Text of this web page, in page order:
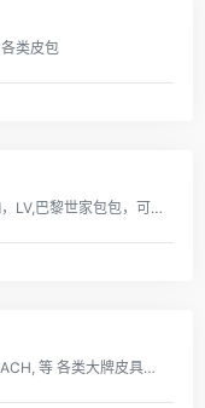
类皮包
AJ乔丹全系列书包，SprayGround，LV,巴黎世家包包，可下单，接各路大佬订单
主营LV ,GUCCI, MK ,CHANEL,COACH, 等 各类大牌皮具、男女包、钱包. 描述: 广州 厂家直销 ，价格优惠